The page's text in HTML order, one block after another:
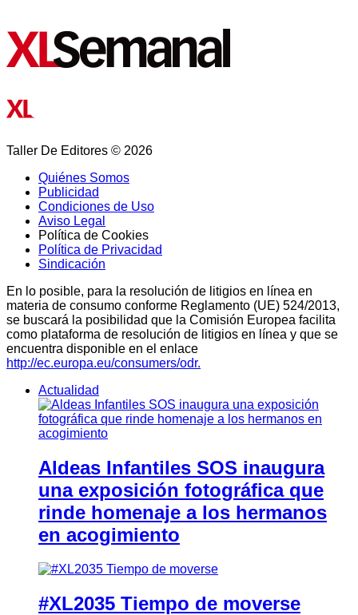
Taller De Editores © 2026
Quiénes Somos
Publicidad
Condiciones de Uso
Aviso Legal
Política de Cookies
Política de Privacidad
Sindicación
En lo posible, para la resolución de litigios en línea en
materia de consumo conforme Reglamento (UE) 524/2013,
se buscará la posibilidad que la Comisión Europea facilita
como plataforma de resolución de litigios en línea y que se
encuentra disponible en el enlace
http://ec.europa.eu/consumers/odr.
Actualidad
Aldeas Infantiles SOS inaugura
una exposición fotográfica que
rinde homenaje a los hermanos
en acogimiento
#XL2035 Tiempo de moverse